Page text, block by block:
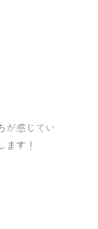
が感じてい
ます！